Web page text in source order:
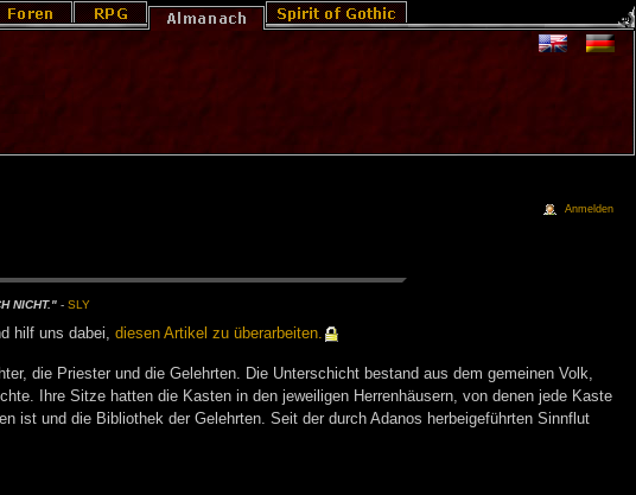
NICHT."- SLY
hilf uns da­bei,die­sen Ar­ti­kel zu über­ar­bei­ten.
die Priester und die Gelehrten. Die Unterschicht bestand aus dem gemeinen Volk,
Ihre Sitze hatten die Kasten in den jeweiligen Herrenhäusern, von denen jede Kaste
ist und die Bibliothek der Gelehrten. Seit der durch Adanos herbeigeführten Sinnflut
Anmelden